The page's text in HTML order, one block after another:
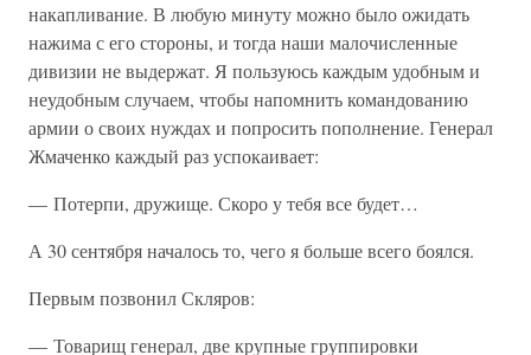
накапливание. В любую минуту можно было ожидать
нажима с его стороны, и тогда наши малочисленные
дивизии не выдержат. Я пользуюсь каждым удобным и
неудобным случаем, чтобы напомнить командованию
армии о своих нуждах и попросить пополнение. Генерал
Жмаченко каждый раз успокаивает:
— Потерпи, дружище. Скоро у тебя все будет…
А 30 сентября началось то, чего я больше всего боялся.
Первым позвонил Скляров:
— Товарищ генерал, две крупные группировки